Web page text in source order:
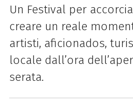
Un Festival per
creare un reale
artisti, aficionados,
locale dall’ora
serata.